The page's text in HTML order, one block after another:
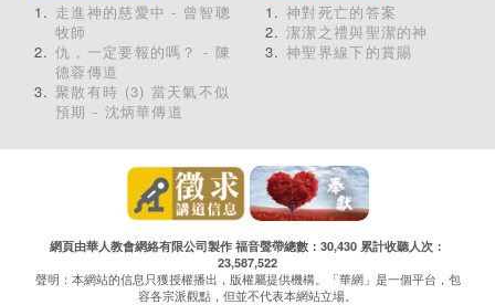
走進神的慈愛中 - 曾智聰
牧師
仇，一定要報的嗎？ - 陳
德蓉傳道
聚散有時 (3) 當天氣不似
預期 - 沈炳華傳道
神對死亡的答案
潔潔之禮與聖潔的神
神聖界線下的賞賜
網頁由華人教會網絡有限公司製作 福音聲帶總數：30,430 累計收聽人次：
23,587,522
聲明：本網站的信息只獲授權播出，版權屬提供機構。「華網」是一個平台，包
容各宗派觀點，但並不代表本網站立場。